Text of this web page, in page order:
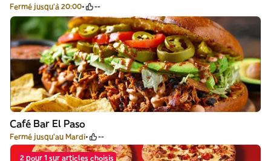
Fermé jusqu'à 20:00 --
Café Bar El Paso
Fermé jusqu'au Mardi --
2 pour 1 sur articles choisis